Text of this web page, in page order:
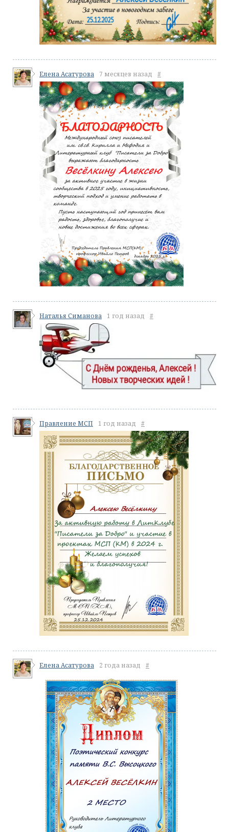
Елена Асатурова 7 месяцев назад #
Наталья Симанова 1 год назад #
Правление МСП 1 год назад #
Елена Асатурова 2 года назад #